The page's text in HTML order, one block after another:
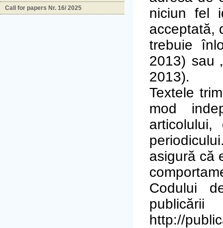
Call for papers Nr. 16/ 2025
niciun fel
acceptată,
trebuie
2013) sau
2013).
Textele
mod
asigură că
Codului
http://